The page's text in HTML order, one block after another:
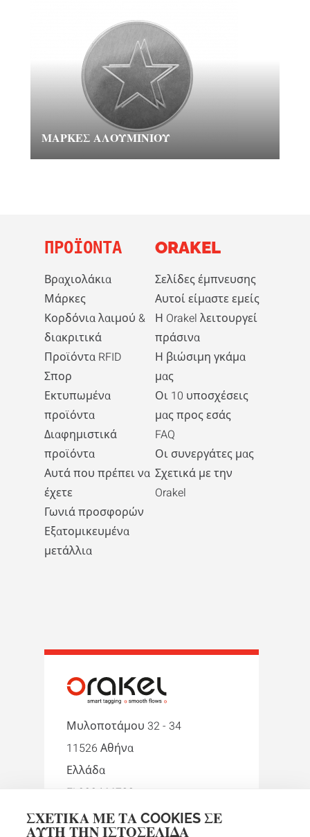
ΣΧΕΤΙΚΆ ΜΕ ΤΑ COOKIES ΣΕ
ΑΥΤΉ ΤΗΝ ΙΣΤΟΣΕΛΊΔΑ
ΜΆΡΚΕΣ ΑΛΟΥΜΙΝΊΟΥ
ΠΡΟΪΌΝΤΑ
Βραχιολάκια
Μάρκες
Κορδόνια λαιμού &
διακριτικά
Προϊόντα RFID
Σπορ
Εκτυπωμένα
προϊόντα
Διαφημιστικά
προϊόντα
Αυτά που πρέπει να
έχετε
Γωνιά προσφορών
Εξατομικευμένα
μετάλλια
ORAKEL
Σελίδες έμπνευσης
Αυτοί είμαστε εμείς
Η Orakel λειτουργεί
πράσινα
Η βιώσιμη γκάμα
μας
Οι 10 υποσχέσεις
μας προς εσάς
FAQ
Οι συνεργάτες μας
Σχετικά με την
Orakel
Μυλοποτάμου 32 - 34
11526 Αθήνα
Ελλάδα
EL999466722
+30 210 9242274